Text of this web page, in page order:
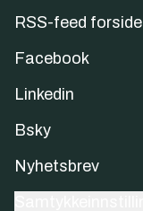
RSS-feed forside
Facebook
Linkedin
Bsky
Nyhetsbrev